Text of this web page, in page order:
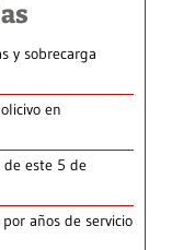
y sobrecarga
en
de este 5 de
años de servicio